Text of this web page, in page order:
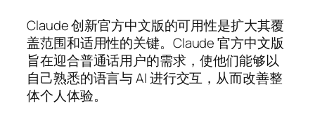
Claude 创新官方中文版的可用性是扩大其覆
盖范围和适用性的关键。Claude 官方中文版
旨在迎合普通话用户的需求，使他们能够以
自己熟悉的语言与 AI 进行交互，从而改善整
体个人体验。